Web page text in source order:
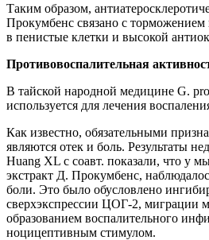
Таким образом,
Прокумбенс связано с
в пенистые клетки и высокой
Противовоспалительная
В тайской народной медицине G.
используется для лечения
Как известно, обязательными
являются отек и боль. Результаты
Huang XL с соавт. показали, что у
экстракт Д. Прокумбенс,
боли. Это было обусловлено
сверхэкспрессии ЦОГ-2, миграции
образованием воспалительного
ноцицептивным стимулом.